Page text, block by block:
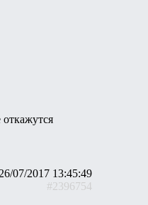
откажутся
26/07/2017 13:45:49
#2396754